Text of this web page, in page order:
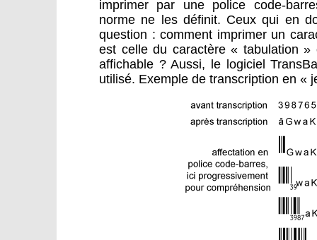
imprimer par une police code-
norme ne les définit. Ceux qui en
question : comment imprimer un
est celle du caractère « tabulation
affichable ? Aussi, le logiciel
utilisé. Exemple de transcription en «